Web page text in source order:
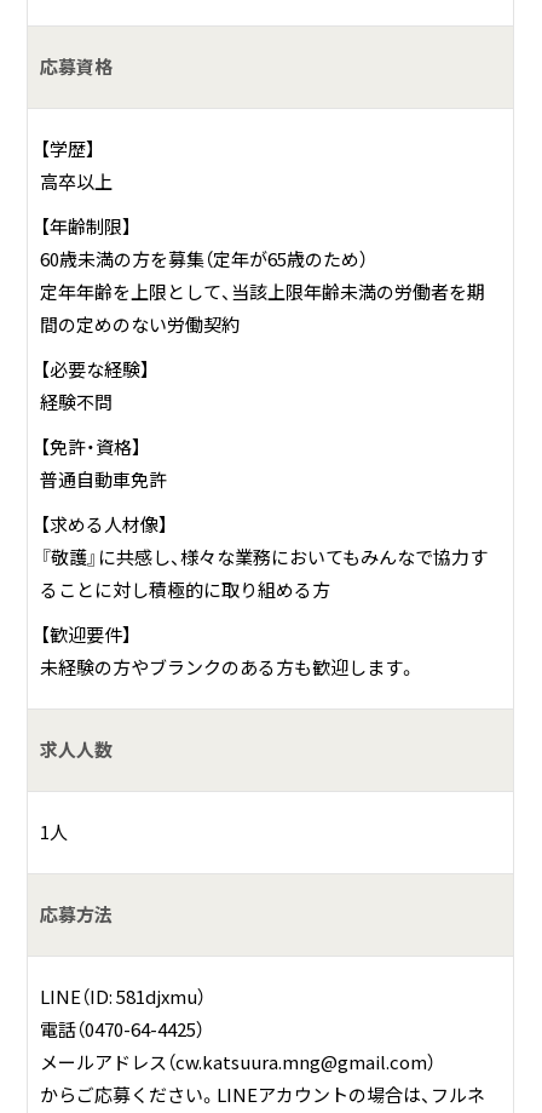
「自分でやりたい」をサポートする介護で、ご利用者様の人生
を輝かせるお手伝いを目標としています。業務にはITを積極
います。
従業員の皆様にとっても働きやすい環境であることを重視し
ています。
応募資格
【学歴】
高卒以上
【年齢制限】
60歳未満の方を募集（定年が65歳のため）
定年年齢を上限として、当該上限年齢未満の労働者を期
間の定めのない労働契約
【必要な経験】
経験不問
【免許・資格】
普通自動車免許
【求める人材像】
『敬護』に共感し、様々な業務においてもみんなで協力す
ることに対し積極的に取り組める方
【歓迎要件】
未経験の方やブランクのある方も歓迎します。
求人人数
1人
応募方法
LINE（ID: 581djxmu）
電話（0470-64-4425）
メールアドレス（cw.katsuura.mng@gmail.com）
からご応募ください。LINEアカウントの場合は、フルネ